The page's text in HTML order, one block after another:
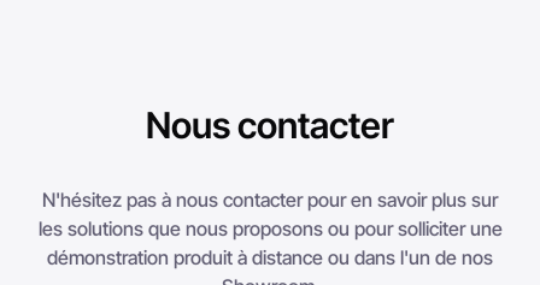
Nous contacter
N'hésitez pas à nous contacter pour en savoir plus sur
les solutions que nous proposons ou pour solliciter une
démonstration produit à distance ou dans l'un de nos